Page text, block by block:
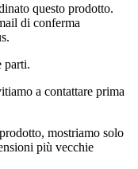
questo prodotto.
di conferma
parti.
a contattare prima
mostriamo solo
più vecchie